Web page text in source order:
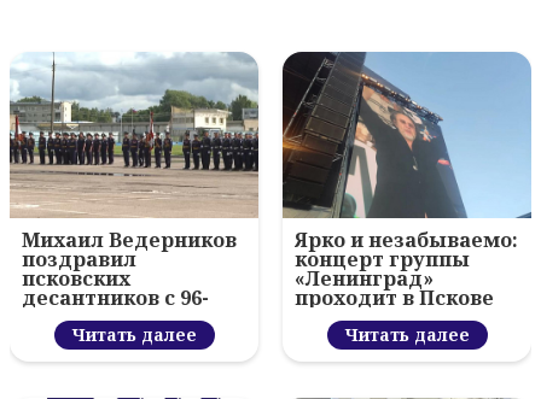
Михаил Ведерников
поздравил
псковских
десантников с 96-
летием ВДВ и
вручил награды
Читать далее
Ярко и незабываемо:
концерт группы
«Ленинград»
проходит в Пскове
Читать далее